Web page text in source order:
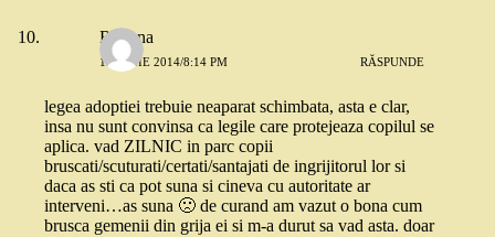
Roxana
12 IUNIE 2014/8:14 PM RĂSPUNDE
legea adoptiei trebuie neaparat schimbata, asta e clar,
insa nu sunt convinsa ca legile care protejeaza copilul se
aplica. vad ZILNIC in parc copii
bruscati/scuturati/certati/santajati de ingrijitorul lor si
daca as sti ca pot suna si cineva cu autoritate ar
interveni…as suna 🙁 de curand am vazut o bona cum
brusca gemenii din grija ei si m-a durut sa vad asta. doar